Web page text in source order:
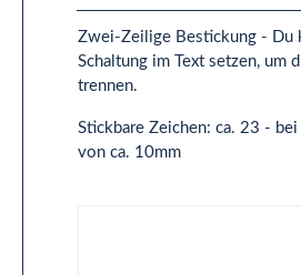
Zwei-Zeilige Bestickung - Du
Schaltung im Text setzen, um
trennen.
Stickbare Zeichen: ca. 23 -
von ca. 10mm